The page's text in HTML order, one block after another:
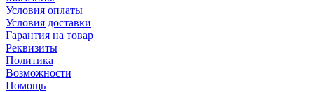
Условия оплаты
Условия доставки
Гарантия на товар
Реквизиты
Политика
Возможности
Помощь